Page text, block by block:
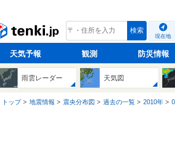
tenki.jp 検索
現在地
天気予報 観測 防災情報
雨雲レーダー 天気図
トップ 地震情報 震央分布図 過去の一覧 2010年